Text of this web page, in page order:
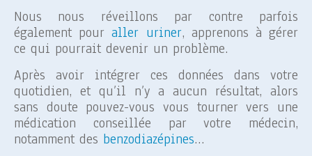
Nous nous réveillons par contre parfois
également pouraller uriner, apprenons à gérer
ce qui pourrait devenir un problème.
Après avoir intégrer ces données dans votre
quotidien, et qu’il n’y a aucun résultat, alors
sans doute pouvez-vous vous tourner vers une
médication conseillée par votre médecin,
notamment des benzodiazépines…